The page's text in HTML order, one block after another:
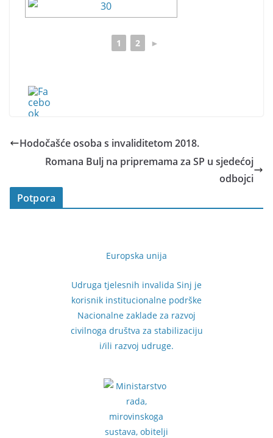
1 2 ►
Hodočašće osoba s invaliditetom 2018.
Romana Bulj na pripremama za SP u sjedećoj
odbojci
Potpora
Europska unija
Udruga tjelesnih invalida Sinj je
korisnik institucionalne podrške
Nacionalne zaklade za razvoj
civilnoga društva za stabilizaciju
i/ili razvoj udruge.